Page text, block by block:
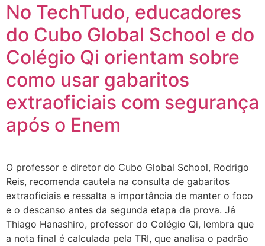
No TechTudo, educadores
do Cubo Global School e do
Colégio Qi orientam sobre
como usar gabaritos
extraoficiais com segurança
após o Enem
O professor e diretor do Cubo Global School, Rodrigo
Reis, recomenda cautela na consulta de gabaritos
extraoficiais e ressalta a importância de manter o foco
e o descanso antes da segunda etapa da prova. Já
Thiago Hanashiro, professor do Colégio Qi, lembra que
a nota final é calculada pela TRI, que analisa o padrão